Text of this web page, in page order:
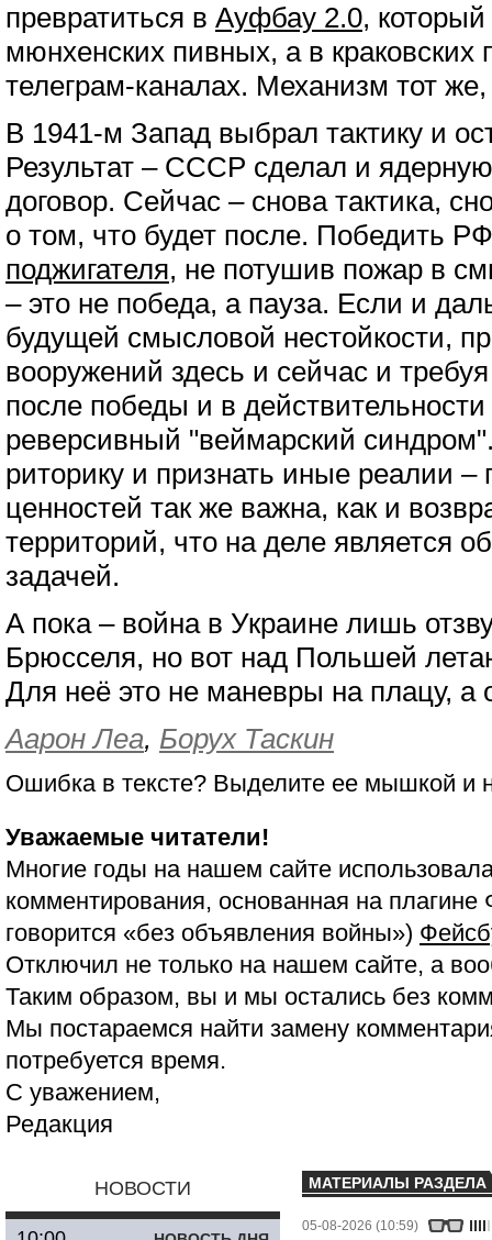
превратиться в Ауфбау 2.0,
мюнхенских пивных, а в
телеграм-каналах. Механизм тот
В 1941-м Запад выбрал тактику и
Результат – СССР сделал и
договор. Сейчас – снова тактика,
о том, что будет после. Победить
поджигателя, не потушив пожар в
– это не победа, а пауза. Если и
будущей смысловой нестойкости,
вооружений здесь и сейчас и
после победы и в
реверсивный "веймарский
риторику и признать иные реалии –
ценностей так же важна, как и
территорий, что на деле является
задачей.
А пока – война в Украине лишь
Брюсселя, но вот над Польшей
Для неё это не маневры на плацу, а
Аарон Леа, Борух Таскин
Ошибка в тексте? Выделите ее мышкой и
Уважаемые читатели!
Многие годы на нашем сайте
комментирования, основанная на
говорится «без объявления войны»)
Отключил не только на нашем сайте, а
Таким образом, вы и мы остались без
Мы постараемся найти замену
потребуется время.
С уважением,
Редакция
НОВОСТИ МАТЕРИАЛЫ РАЗДЕЛА
05-08-2026 (10:59)